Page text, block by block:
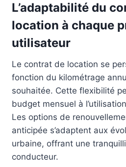
L’adaptabilité du
location à chaque
utilisateur
Le contrat de location se
fonction du kilométrage
souhaitée. Cette flexibilité
budget mensuel à
Les options de
anticipée s’adaptent aux
urbaine, offrant une
conducteur.